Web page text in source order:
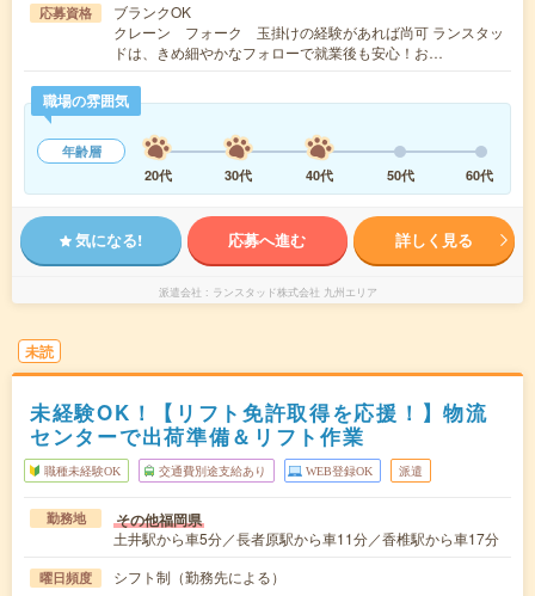
応募資格
ブランクOK
クレーン フォーク 玉掛けの経験があれば尚可 ランスタッ
ドは、きめ細やかなフォローで就業後も安心！お…
職場の雰囲気
年齢層
20代
30代 40代 50代 60代
気になる! 応募へ進む 詳しく見る
派遣会社 ランスタッド株式会社 九州エリア
未読
未経験OK！【リフト免許取得を応援！】物流
センターで出荷準備＆リフト作業
職種未経験OK 交通費別途支給あり WEB登録OK 派遣
勤務地 その他福岡県
土井駅から車5分／長者原駅から車11分／香椎駅から車17分
曜日頻度 シフト制（勤務先による）